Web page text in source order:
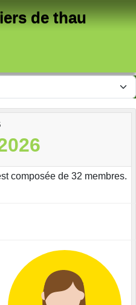
de thau
composée de 32 membres.